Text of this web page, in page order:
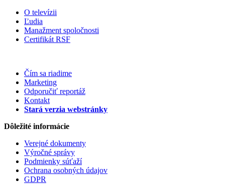
O televízii
Ľudia
Manažment spoločnosti
Certifikát RSF
Čím sa riadime
Marketing
Odporučiť reportáž
Kontakt
Stará verzia webstránky
Dôležité informácie
Verejné dokumenty
Výročné správy
Podmienky súťaží
Ochrana osobných údajov
GDPR